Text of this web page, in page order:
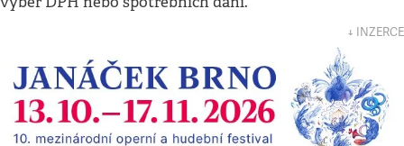
↓ INZERCE